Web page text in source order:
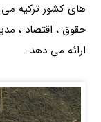
های کشور ترکیه
حقوق ، اقتصاد ،
ارائه می دهد .